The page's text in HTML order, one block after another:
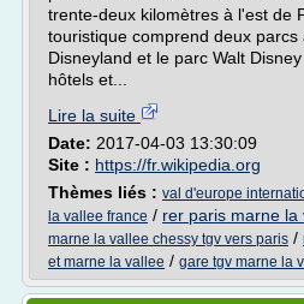
trente-deux kilomètres à l'est de
touristique comprend deux
Disneyland et le parc Walt
hôtels et...
Lire la suite
Date: 2017-04-03 13:30:09
Site : https://fr.wikipedia.org
Thèmes liés : val d'europe
la vallee france / rer paris marne la
marne la vallee chessy tgv vers paris /
et marne la vallee / gare tgv marne la